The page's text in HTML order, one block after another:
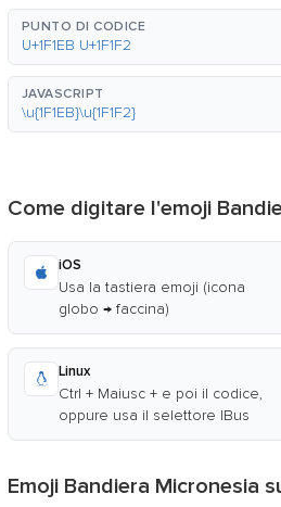
PUNTO DI CODICE
U+1F1EB U+1F1F2
JAVASCRIPT
\u{1F1EB}\u{1F1F2}
Come digitare l'emoji
iOS
Usa la tastiera emoji (icona
globo → faccina)
Linux
Ctrl + Maiusc + e poi il codice,
oppure usa il selettore IBus
Emoji Bandiera Micronesia